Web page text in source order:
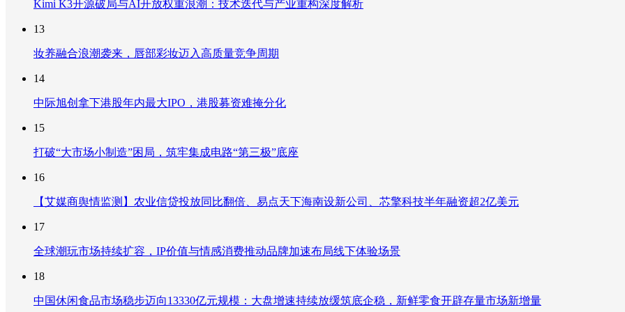
Kimi K3开源破局与AI开放权重浪潮：技术迭代与产业重构深度解析
13
妆养融合浪潮袭来，唇部彩妆迈入高质量竞争周期
14
中际旭创拿下港股年内最大IPO，港股募资难掩分化
15
打破“大市场小制造”困局，筑牢集成电路“第三极”底座
16
【艾媒商舆情监测】农业信贷投放同比翻倍、易点天下海南设新公司、芯擎科技半年融资超2亿美元
17
全球潮玩市场持续扩容，IP价值与情感消费推动品牌加速布局线下体验场景
18
中国休闲食品市场稳步迈向13330亿元规模：大盘增速持续放缓筑底企稳，新鲜零食开辟存量市场新增量